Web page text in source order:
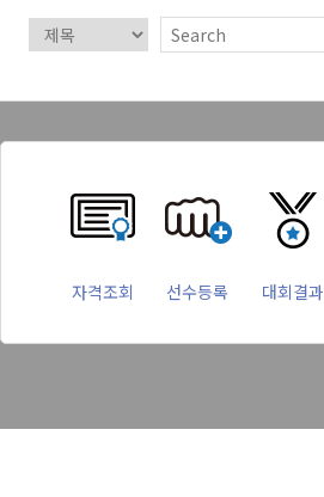
자격조회 선수등록 대회결과